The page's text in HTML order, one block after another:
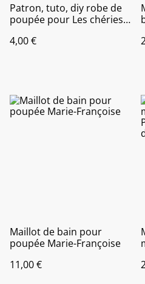
Patron, tuto, diy robe de
poupée pour Les chéries
pour poupée de 32 à 33
4,00 €
Maillot de bain pour
poupée Marie-Françoise
11,00 €